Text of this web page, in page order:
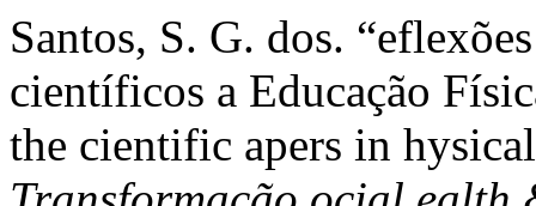
Santos, S. G. dos.
científicos a Educação
the cientific apers in